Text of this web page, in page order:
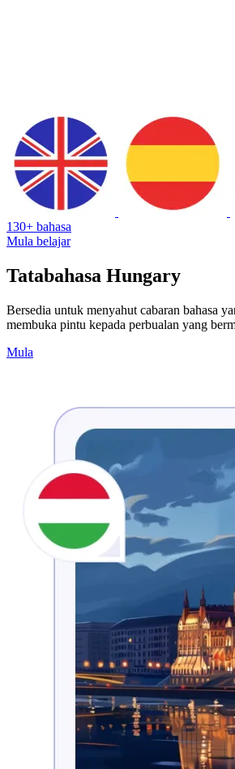
130+ bahasa
Mula belajar
Tatabahasa Hungary
Bersedia untuk menyahut cabaran bahasa
membuka pintu kepada perbualan yang
Mula